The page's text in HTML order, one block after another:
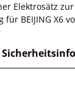
Elektrosätz
BEIJING X6